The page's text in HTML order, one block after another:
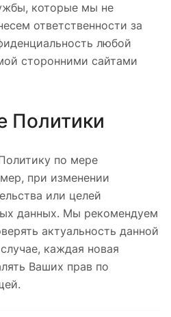
которые мы не
ответственности за
любой
сторонними сайтами
Политики
по мере
при изменении
или целей
данных. Мы рекомендуем
актуальность данной
каждая новая
Ваших прав по